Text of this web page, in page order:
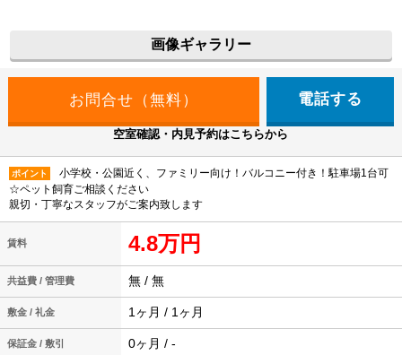
画像ギャラリー
電話する
空室確認・内見予約はこちらから
ポイント
小学校・公園近く、ファミリー向け！バルコニー付き！駐車場1台可
☆ペット飼育ご相談ください
親切・丁寧なスタッフがご案内致します
賃料 4.8万円
共益費 / 管理費 無 / 無
敷金 / 礼金 1ヶ月 / 1ヶ月
保証金 / 敷引 0ヶ月 / -